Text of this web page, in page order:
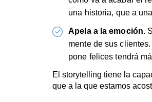
clientes, que utilicen las
Por otro lado, también es
dificultades y no saben
tengan malas
captar el interés de su
esta situación.